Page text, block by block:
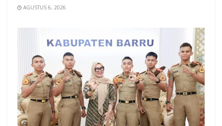
AGUSTUS 6, 2026